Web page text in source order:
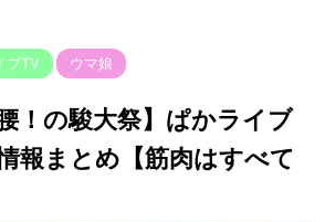
ブTV ウマ娘
！の駿大祭】ぱかライブ
報まとめ【筋肉はすべて